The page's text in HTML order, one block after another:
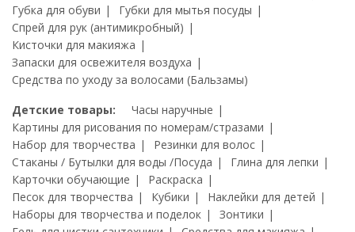
Губка для обуви
Губки для мытья посуды
Спрей для рук (антимикробный)
Кисточки для макияжа
Запаски для освежителя воздуха
Средства по уходу за волосами (Бальзамы)
Детские товары:
Часы наручные
Картины для рисования по номерам/стразами
Набор для творчества
Резинки для волос
Стаканы / Бутылки для воды /Посуда
Глина для лепки
Карточки обучающие
Раскраска
Песок для творчества
Кубики
Наклейки для детей
Наборы для творчества и поделок
Зонтики